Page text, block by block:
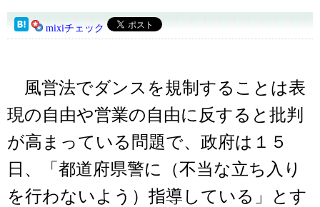
mixiチェック
風営法でダンスを規制することは表
現の自由や営業の自由に反すると批判
が高まっている問題で、政府は１５
日、「都道府県警に（不当な立ち入り
を行わないよう）指導している」とす